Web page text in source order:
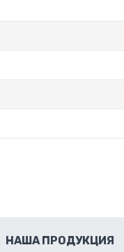
НАША ПРОДУКЦИЯ